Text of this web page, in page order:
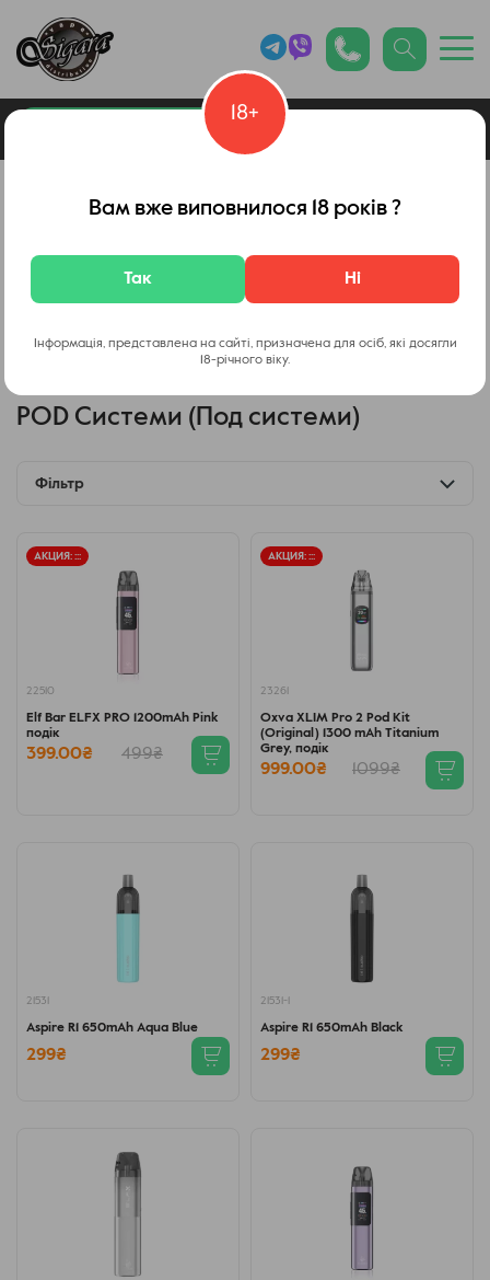
Каталог товарів
Vaporesso OXVA Voopoo Lost vape Smok
POD Системи (Под системи)
Фільтр
АКЦИЯ: :::
22510
Elf Bar ELFX PRO 1200mAh Pink
подік
399.00₴ 499₴
АКЦИЯ: :::
23261
Oxva XLIM Pro 2 Pod Kit
(Original) 1300 mAh Titanium
Grey, подік
999.00₴ 1099₴
21531
Aspire R1 650mAh Aqua Blue
299₴
21531-1
Aspire R1 650mAh Black
299₴
18+
Вам вже виповнилося 18 років ?
Так Ні
Інформація, представлена на сайті, призначена для осіб, які досягли
18-річного віку.